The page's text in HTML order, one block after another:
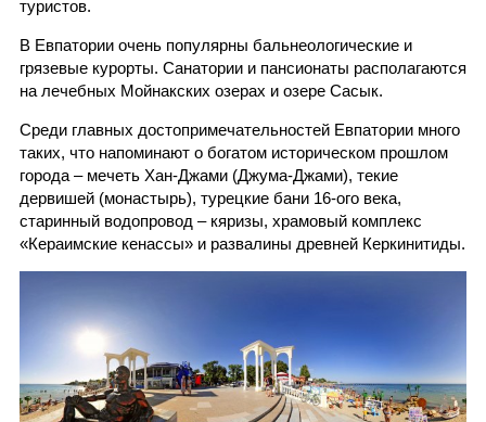
туристов.
В Евпатории очень популярны бальнеологические и
грязевые курорты. Санатории и пансионаты располагаются
на лечебных Мойнакских озерах и озере Сасык.
Среди главных достопримечательностей Евпатории много
таких, что напоминают о богатом историческом прошлом
города – мечеть Хан-Джами (Джума-Джами), текие
дервишей (монастырь), турецкие бани 16-ого века,
старинный водопровод – кяризы, храмовый комплекс
«Кераимские кенассы» и развалины древней Керкинитиды.